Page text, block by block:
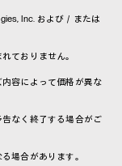
Inc. および／または
ておりません。
容によって価格が異な
なく終了する場合がご
場合があります。